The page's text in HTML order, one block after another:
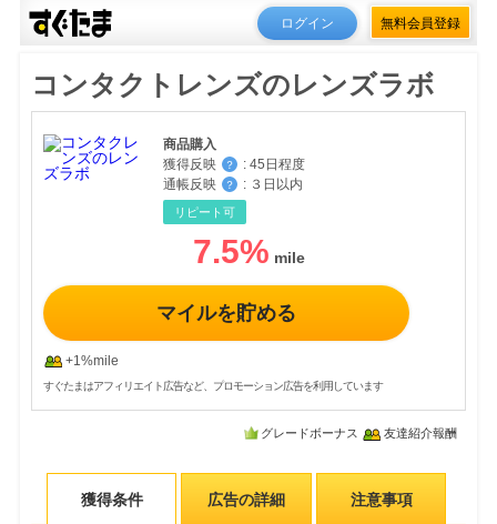
ログイン 無料会員登録
コンタクトレンズのレンズラボ
商品購入
獲得反映
？ : 45日程度
通帳反映
？ : ３日以内
リピート可
7.5%
マイルを貯める
+1%mile
すぐたまはアフィリエイト広告など、プロモーション広告を利用しています
グレードボーナス 友達紹介報酬
獲得条件 広告の詳細 注意事項